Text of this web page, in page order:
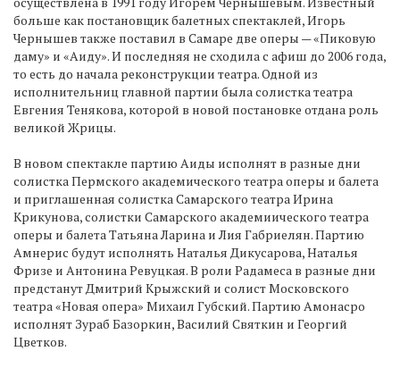
больше как постановщик балетных спектаклей, Игорь
Чернышев также поставил в Самаре две оперы — «Пиковую
даму» и «Аиду». И последняя не сходила с афиш до 2006 года,
то есть до начала реконструкции театра. Одной из
исполнительниц главной партии была солистка театра
Евгения Тенякова, которой в новой постановке отдана роль
великой Жрицы.
В новом спектакле партию Аиды исполнят в разные дни
солистка Пермского академического театра оперы и балета
и приглашенная солистка Самарского театра Ирина
Крикунова, солистки Самарского академиического театра
оперы и балета Татьяна Ларина и Лия Габриелян. Партию
Амнерис будут исполнять Наталья Дикусарова, Наталья
Фризе и Антонина Ревуцкая. В роли Радамеса в разные дни
предстанут Дмитрий Крыжский и солист Московского
театра «Новая опера» Михаил Губский. Партию Амонасро
исполнят Зураб Базоркин, Василий Святкин и Георгий
Цветков.